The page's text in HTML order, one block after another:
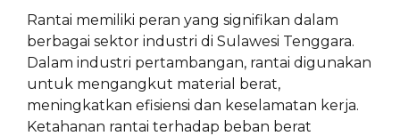
Rantai memiliki peran yang signifikan dalam
berbagai sektor industri di Sulawesi Tenggara.
Dalam industri pertambangan, rantai digunakan
untuk mengangkut material berat,
meningkatkan efisiensi dan keselamatan kerja.
Ketahanan rantai terhadap beban berat